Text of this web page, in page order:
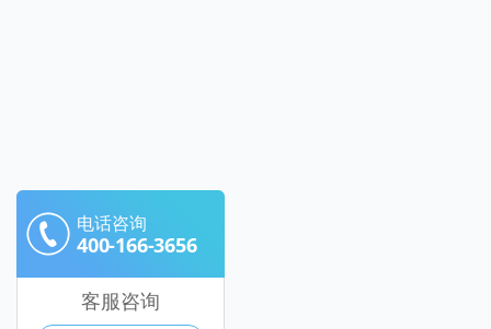
电话咨询
400-166-3656
客服咨询